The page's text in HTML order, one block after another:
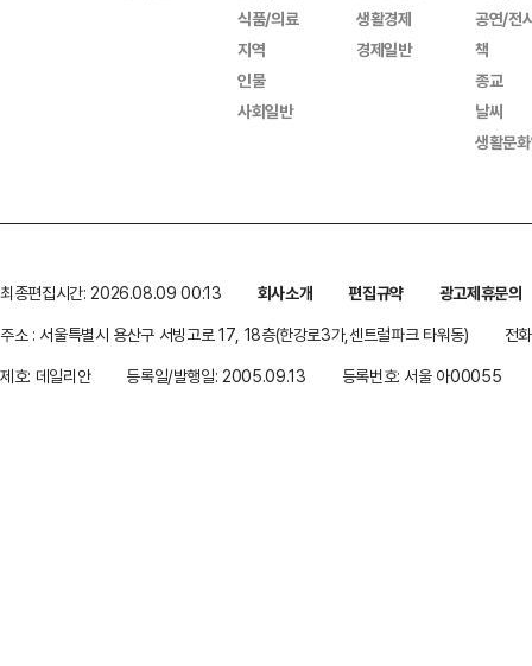
식품/의료
지역
인물
사회일반
생활경제
경제일반
공연/전
책
종교
날씨
생활문
최종편집시간: 2026.08.09 00:13 회사소개 편집규약
광고제휴문의
주소 : 서울특별시 용산구 서빙고로 17, 18층(한강로3가,센트럴파크 타워동)
전
제호: 데일리안
등록일/발행일: 2005.09.13 등록번호: 서울 아00055